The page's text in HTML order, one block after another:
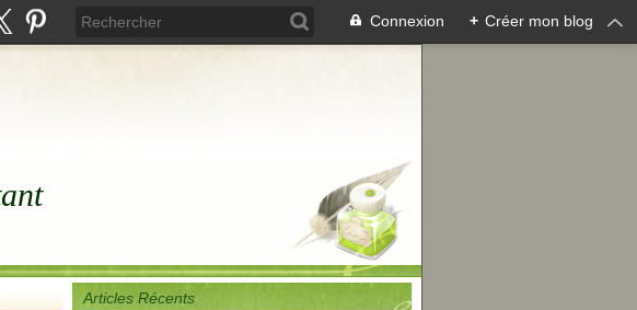
Connexion + Créer mon blog
Articles Récents